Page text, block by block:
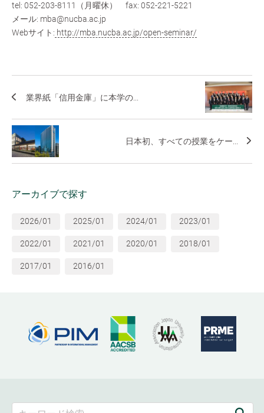
tel: 052-203-8111（月曜休） fax: 052-221-5221
メール: mba@nucba.ac.jp
Webサイト: http://mba.nucba.ac.jp/open-seminar/
業界紙「信用金庫」に本学の...
日本初、すべての授業をケー...
アーカイブで探す
2026/01 2025/01 2024/01 2023/01
2022/01 2021/01 2020/01 2018/01
2017/01 2016/01